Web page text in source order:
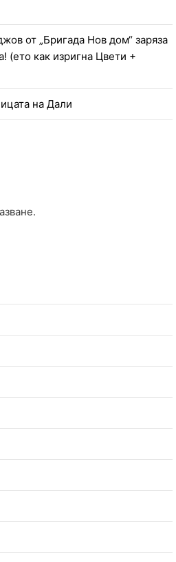
от „Бригада Нов дом“ заряза
(ето как изригна Цвети +
на Дали